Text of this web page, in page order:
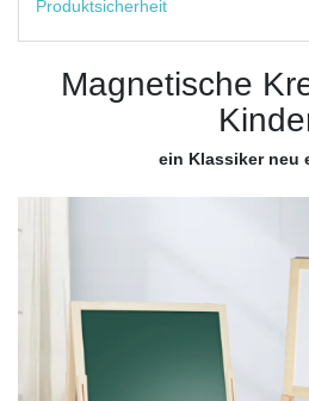
Produktsicherheit
Magnetische
ein Klassiker neu